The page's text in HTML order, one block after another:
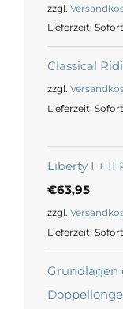
zzgl.
Lieferzeit:
Classical
zzgl.
Lieferzeit:
Liberty I + II
€63,95
zzgl.
Lieferzeit:
Grundlagen